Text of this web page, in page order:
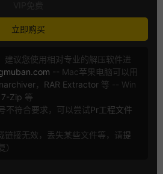
立即购买
议您使用相对专业的解压软件进
-- Mac苹果电脑可以用
， RAR Extractor 等 -- Win
7-Zip 等
符合要求，可以尝试Pr工程文件
接无效，丢失某些文件等，请提
）